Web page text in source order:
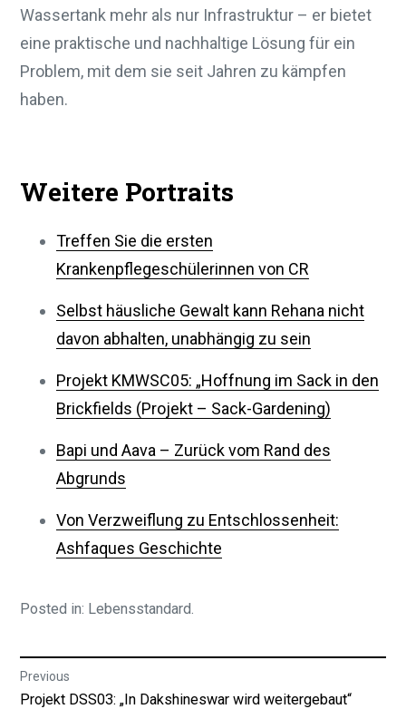
Wassertank mehr als nur Infrastruktur – er bietet
eine praktische und nachhaltige Lösung für ein
Problem, mit dem sie seit Jahren zu kämpfen
haben.
Weitere Portraits
Treffen Sie die ersten
Krankenpflegeschülerinnen von CR
Selbst häusliche Gewalt kann Rehana nicht
davon abhalten, unabhängig zu sein
Projekt KMWSC05: „Hoffnung im Sack in den
Brickfields (Projekt – Sack-Gardening)
Bapi und Aava – Zurück vom Rand des
Abgrunds
Von Verzweiflung zu Entschlossenheit:
Ashfaques Geschichte
Posted in: Lebensstandard.
Beitragsnavigation
Previous
Previous
Projekt DSS03: „In Dakshineswar wird weitergebaut“